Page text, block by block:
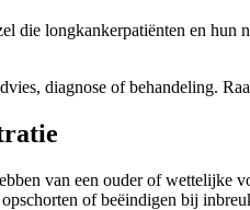
die longkankerpatiënten en hun
diagnose of behandeling.
van een ouder of wettelijke
of beëindigen bij